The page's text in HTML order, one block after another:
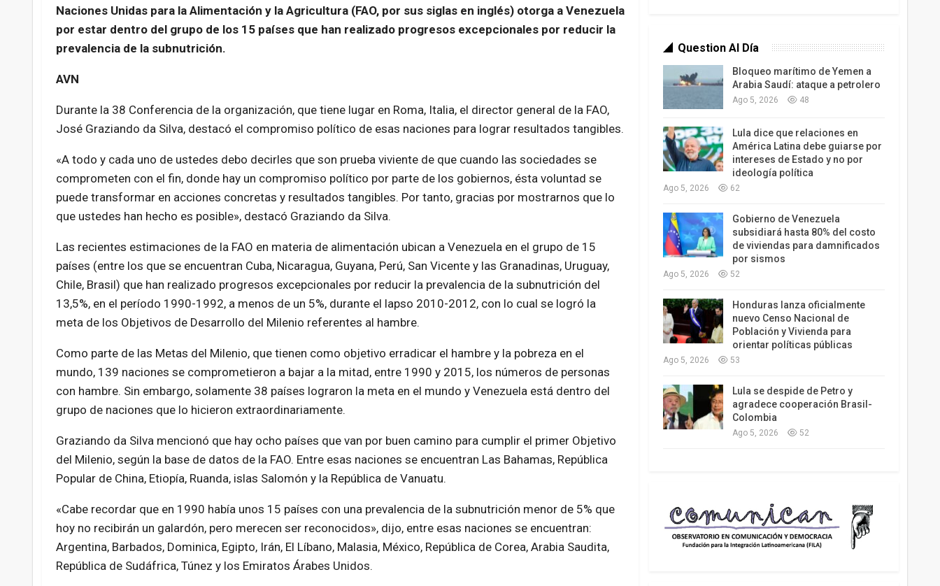
Naciones Unidas para la Alimentación y la Agricultura (FAO, por sus siglas en inglés) otorga a Venezuela
por estar dentro del grupo de los 15 países que han realizado progresos excepcionales por reducir la
prevalencia de la subnutrición.
AVN
Durante la 38 Conferencia de la organización, que tiene lugar en Roma, Italia, el director general de la FAO,
José Graziando da Silva, destacó el compromiso político de esas naciones para lograr resultados tangibles.
«A todo y cada uno de ustedes debo decirles que son prueba viviente de que cuando las sociedades se
comprometen con el fin, donde hay un compromiso político por parte de los gobiernos, ésta voluntad se
puede transformar en acciones concretas y resultados tangibles. Por tanto, gracias por mostrarnos que lo
que ustedes han hecho es posible», destacó Graziando da Silva.
Las recientes estimaciones de la FAO en materia de alimentación ubican a Venezuela en el grupo de 15
países (entre los que se encuentran Cuba, Nicaragua, Guyana, Perú, San Vicente y las Granadinas, Uruguay,
Chile, Brasil) que han realizado progresos excepcionales por reducir la prevalencia de la subnutrición del
13,5%, en el período 1990-1992, a menos de un 5%, durante el lapso 2010-2012, con lo cual se logró la
meta de los Objetivos de Desarrollo del Milenio referentes al hambre.
Como parte de las Metas del Milenio, que tienen como objetivo erradicar el hambre y la pobreza en el
mundo, 139 naciones se comprometieron a bajar a la mitad, entre 1990 y 2015, los números de personas
con hambre. Sin embargo, solamente 38 países lograron la meta en el mundo y Venezuela está dentro del
grupo de naciones que lo hicieron extraordinariamente.
Graziando da Silva mencionó que hay ocho países que van por buen camino para cumplir el primer Objetivo
del Milenio, según la base de datos de la FAO. Entre esas naciones se encuentran Las Bahamas, República
Popular de China, Etiopía, Ruanda, islas Salomón y la República de Vanuatu.
«Cabe recordar que en 1990 había unos 15 países con una prevalencia de la subnutrición menor de 5% que
hoy no recibirán un galardón, pero merecen ser reconocidos», dijo, entre esas naciones se encuentran:
Argentina, Barbados, Dominica, Egipto, Irán, El Líbano, Malasia, México, República de Corea, Arabia Saudita,
República de Sudáfrica, Túnez y los Emiratos Árabes Unidos.
Question Al Día
Bloqueo marítimo de Yemen a
Arabia Saudí: ataque a petrolero
Ago 5, 2026 48
Lula dice que relaciones en
América Latina debe guiarse por
intereses de Estado y no por
ideología política
Ago 5, 2026 62
Gobierno de Venezuela
subsidiará hasta 80% del costo
de viviendas para damnificados
por sismos
Ago 5, 2026 52
Honduras lanza oficialmente
nuevo Censo Nacional de
Población y Vivienda para
orientar políticas públicas
Ago 5, 2026 53
Lula se despide de Petro y
agradece cooperación Brasil-
Colombia
Ago 5, 2026 52